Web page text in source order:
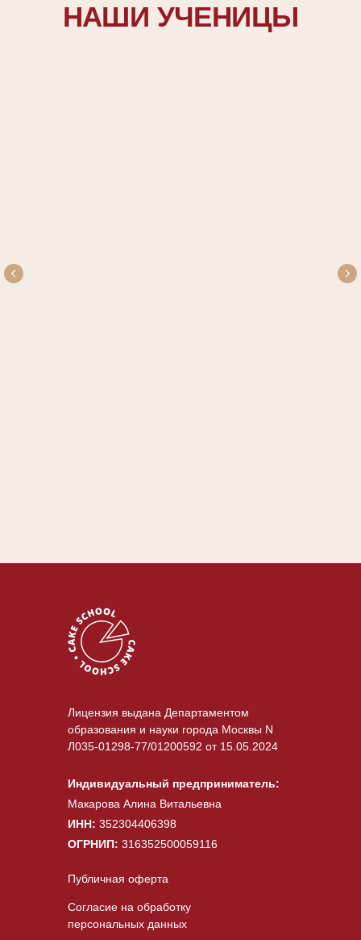
НАШИ УЧЕНИЦЫ
Согласие на обработку
персональных данных
Публичная оферта
Лицензия выдана Департаментом
образования и науки города Москвы N
Л035-01298-77/01200592 от 15.05.2024
Индивидуальный предприниматель:
Макарова Алина Витальевна
ИНН: 352304406398
ОГРНИП: 316352500059116